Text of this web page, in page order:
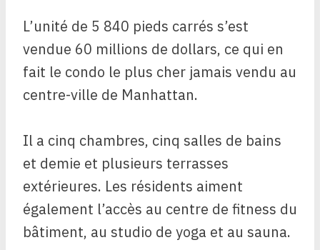
L’unité de 5 840 pieds carrés s’est
vendue 60 millions de dollars, ce qui en
fait le condo le plus cher jamais vendu au
centre-ville de Manhattan.
Il a cinq chambres, cinq salles de bains
et demie et plusieurs terrasses
extérieures. Les résidents aiment
également l’accès au centre de fitness du
bâtiment, au studio de yoga et au sauna.